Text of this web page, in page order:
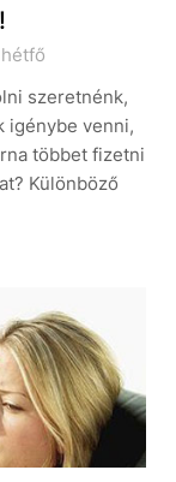
szeretnénk,
igénybe venni,
többet fizetni
Különböző